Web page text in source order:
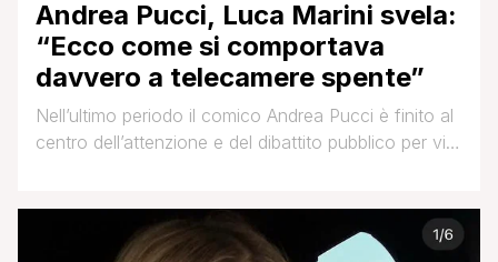
Andrea Pucci, Luca Marini svela:
“Ecco come si comportava
davvero a telecamere spente”
Nell’ultimo periodo il comico Andrea Pucci è finito al
centro dell’attenzione e del dibattito pubblico per via
presentatore e direttore artistico Carlo Conti come
co conduttore, per affiancarlo sul palco del Teatro